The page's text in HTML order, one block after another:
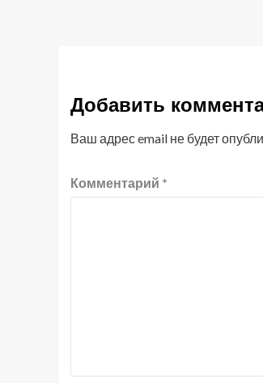
Добавить
Ваш адрес email не будет
Комментарий *